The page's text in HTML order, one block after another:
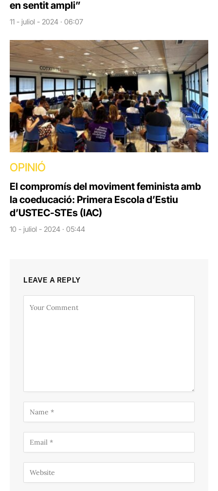
en sentit ampli”
11 - juliol - 2024 · 06:07
OPINIÓ
El compromís del moviment feminista amb
la coeducació: Primera Escola d’Estiu
d’USTEC-STEs (IAC)
10 - juliol - 2024 · 05:44
LEAVE A REPLY